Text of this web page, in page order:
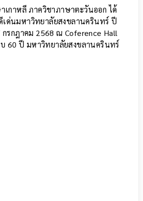
เกาหลี ภาควิชาภาษาตะวันออก ได้
เด่นมหาวิทยาลัยสงขลานครินทร์ ปี
รกฎาคม 2568 ณ Coference Hall
60 ปี มหาวิทยาลัยสงขลานครินทร์